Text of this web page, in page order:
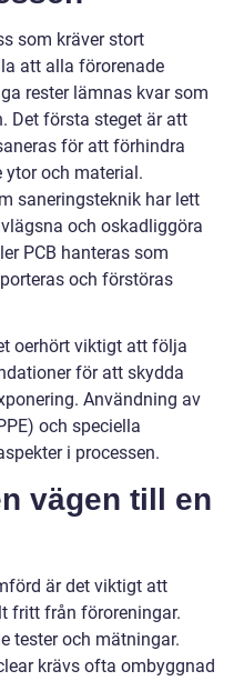
som kräver stort
att alla förorenade
rester lämnas kvar som
Det första steget är att
för att förhindra
ytor och material.
saneringsteknik har lett
och oskadliggöra
PCB hanteras som
och förstöras
oerhört viktigt att följa
för att skydda
Användning av
och speciella
i processen.
vägen till en
är det viktigt att
fritt från föroreningar.
tester och mätningar.
krävs ofta ombyggnad